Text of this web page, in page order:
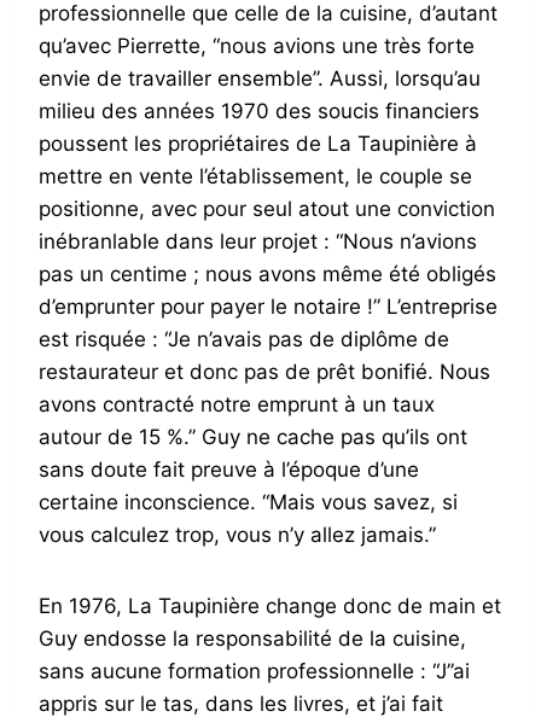
professionnelle que celle de la cuisine, d’autant
qu’avec Pierrette, “nous avions une très forte
envie de travailler ensemble”. Aussi, lorsqu’au
milieu des années 1970 des soucis financiers
poussent les propriétaires de La Taupinière à
mettre en vente l’établissement, le couple se
positionne, avec pour seul atout une conviction
inébranlable dans leur projet : “Nous n’avions
pas un centime ; nous avons même été obligés
d’emprunter pour payer le notaire !” L’entreprise
est risquée : “Je n’avais pas de diplôme de
restaurateur et donc pas de prêt bonifié. Nous
avons contracté notre emprunt à un taux
autour de 15 %.” Guy ne cache pas qu’ils ont
sans doute fait preuve à l’époque d’une
certaine inconscience. “Mais vous savez, si
vous calculez trop, vous n’y allez jamais.”
En 1976, La Taupinière change donc de main et
Guy endosse la responsabilité de la cuisine,
sans aucune formation professionnelle : “J’’ai
appris sur le tas, dans les livres, et j’ai fait